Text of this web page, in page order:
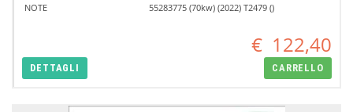
NOTE
55283775 (70kw) (2022) T2479 ()
€ 122,40
DETTAGLI CARRELLO